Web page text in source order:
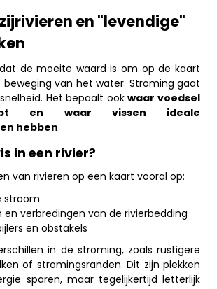
en "levendige"
de moeite waard is om op de kaart
beweging van het water. Stroming gaat
Het bepaalt ookwaar voedsel
en waar vissen ideale
hebben.
in een rivier?
van rivieren op een kaart vooral op:
stroom
en verbredingen van de rivierbedding
en obstakels
in de stroming, zoals rustigere
of stromingsranden. Dit zijn plekken
sparen, maar tegelijkertijd letterlijk